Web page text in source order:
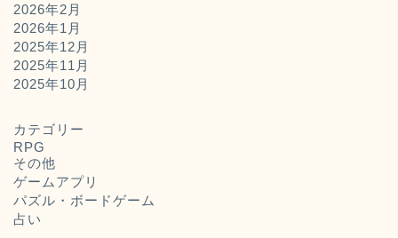
2026年2月
2026年1月
2025年12月
2025年11月
2025年10月
カテゴリー
RPG
その他
ゲームアプリ
パズル・ボードゲーム
占い